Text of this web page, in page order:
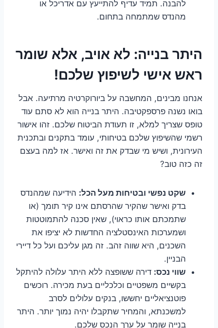
להבנה. תמיד עדיף להתייעץ עם אדריכל או
מהנדס שמתמחה בתחום.
היתר בנייה: לא אויב, אלא שומר
ראש אישי לשיפוץ שלכם!
אנחנו מבינים, המחשבה על ביורוקרטיה מרתיעה. אבל
בואו נשנה פרספקטיבה. היתר בנייה הוא לא סתם עוד
טופס שצריך למלא, זו תעודת הביטוח שלכם. זהו אישור
רשמי שהשיפוץ שלכם בטיחותי, עומד בתקנים ובתכנית
העירונית, ושיש מי שבדק את זה ואישר. אז למה בעצם
זה כזה טוב?
שקט נפשי ובטיחות מעל הכל: הידיעה שמהנדס
בדק ואישר שהקיר שהרסתם אינו קיר תומך (או
שתמכתם אותו כראוי), שאין סכנה להתמוטטות
ושמערכות האינסטלציה החדשות לא יציפו את
השכנים, היא שווה זהב. זה מגן עליכם ועל כל דיירי
הבניין.
שווי נכס: דירה ששופצה ללא היתר עלולה להיתקל
בקשיים משפטיים וכלכליים בעת מכירה. רוכשים
פוטנציאליים יחששו, בנקים עלולים לסרב
למשכנתא, והמחיר שתקבלו יהיה נמוך יותר. היתר
בנייה שומר על ערך הנכס שלכם.